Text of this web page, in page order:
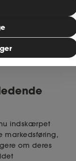
indskærpet
markedsføring,
om deres